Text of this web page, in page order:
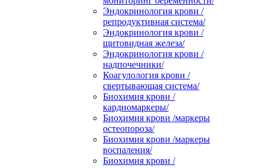
Эндокринология крови /
репродуктивная система/
Эндокринология крови /
щитовидная железа/
Эндокринология крови /
надпочечники/
Коагулология крови /
свертывающая система/
Биохимия крови /
кардиомаркеры/
Биохимия крови /маркеры
остеопороза/
Биохимия крови /маркеры
воспаления/
Биохимия крови /